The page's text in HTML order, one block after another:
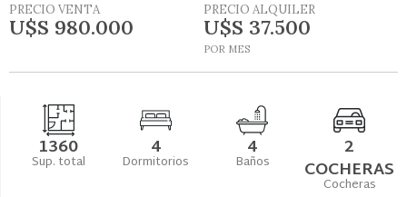
PRECIO VENTA
U$S 980.000
PRECIO ALQUILER
U$S 37.500
POR MES
1360
Sup. total 4
Dormitorios 4
Baños 2
COCHERAS
Cocheras